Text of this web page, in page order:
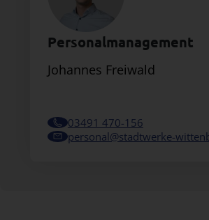
Personalmanagement
Johannes Freiwald
03491 470-156
personal@stadtwerke-